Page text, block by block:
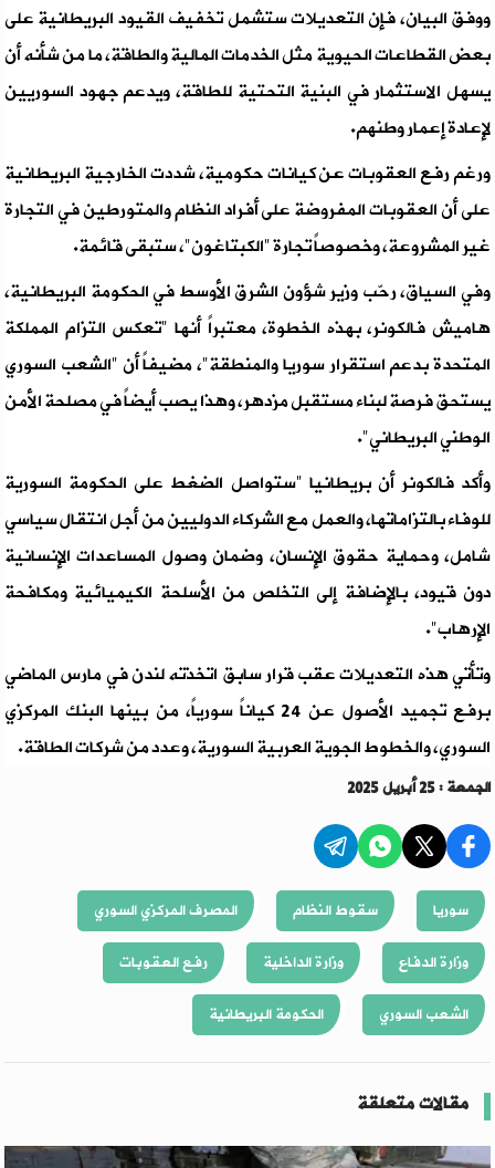
ووفق البيان، فإن التعديلات ستشمل تخفيف القيود البريطانية على
بعض القطاعات الحيوية مثل الخدمات المالية والطاقة، ما من شأنه أن
يسهل الاستثمار في البنية التحتية للطاقة، ويدعم جهود السوريين
لإعادة إعمار وطنهم.
ورغم رفع العقوبات عن كيانات حكومية، شددت الخارجية البريطانية
على أن العقوبات المفروضة على أفراد النظام والمتورطين في التجارة
غير المشروعة، وخصوصاً تجارة "الكبتاغون"، ستبقى قائمة.
وفي السياق، رحّب وزير شؤون الشرق الأوسط في الحكومة البريطانية،
هاميش فالكونر، بهذه الخطوة، معتبراً أنها "تعكس التزام المملكة
المتحدة بدعم استقرار سوريا والمنطقة"، مضيفاً أن "الشعب السوري
يستحق فرصة لبناء مستقبل مزدهر، وهذا يصب أيضاً في مصلحة الأمن
الوطني البريطاني".
وأكد فالكونر أن بريطانيا "ستواصل الضغط على الحكومة السورية
للوفاء بالتزاماتها، والعمل مع الشركاء الدوليين من أجل انتقال سياسي
شامل، وحماية حقوق الإنسان، وضمان وصول المساعدات الإنسانية
دون قيود، بالإضافة إلى التخلص من الأسلحة الكيميائية ومكافحة
الإرهاب".
وتأتي هذه التعديلات عقب قرار سابق اتخذته لندن في مارس الماضي
برفع تجميد الأصول عن 24 كياناً سورياً، من بينها البنك المركزي
السوري، والخطوط الجوية العربية السورية، وعدد من شركات الطاقة.
الجمعة : 25 أبريل 2025
سوريا سقوط النظام
المصرف المركزي السوري
وزارة الدفاع
وزارة الداخلية
رفع العقوبات
الشعب السوري
الحكومة البريطانية
مقالات متعلقة